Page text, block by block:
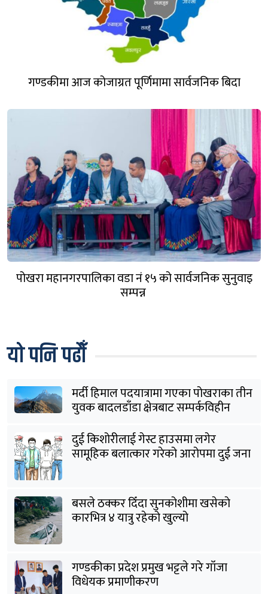
गण्डकीमा आज कोजाग्रत पूर्णिमामा सार्वजनिक बिदा
पोखरा महानगरपालिका वडा नं १५ को सार्वजनिक सुनुवाइ
सम्पन्न
यो पनि पढौँ
मर्दी हिमाल पदयात्रामा गएका पोखराका तीन
युवक बादलडाँडा क्षेत्रबाट सम्पर्कविहीन
दुई किशोरीलाई गेस्ट हाउसमा लगेर
सामूहिक बलात्कार गरेको आरोपमा दुई जना
पक्राउ
बसले ठक्कर दिँदा सुनकोशीमा खसेकाे
कारभित्र ४ यात्रु रहेको खुल्यो
गण्डकीका प्रदेश प्रमुख भट्टले गरे गाँजा
विधेयक प्रमाणीकरण